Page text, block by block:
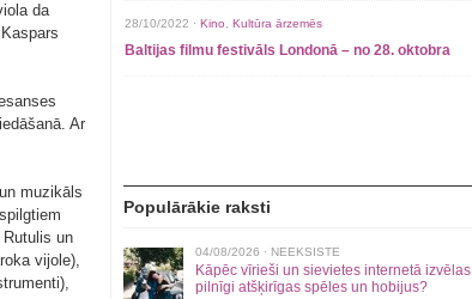
da
Ar
muzikāls
un
vijole),
28/10/2022 · Kino Kultūra ārzemēs
Baltijas filmu festivāls Londonā – no 28. oktobra
Populārākie raksti
04/08/2026 · NEEKSISTE
Kāpēc vīrieši un sievietes internetā izvēlas
pilnīgi atšķirīgas spēles un hobijus?